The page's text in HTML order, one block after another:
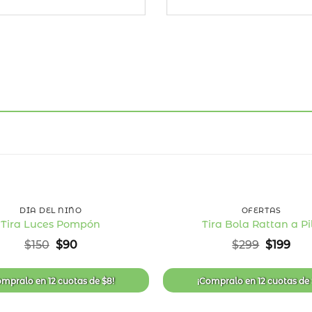
de
deseos
DÍA DEL NIÑO
Tira Luces Pompón
$150 El
original
era:
$150.
$90El
actual
es:
$90.
en12 cuotasde$8!
OFERTAS
Tira Bola Rattan a
$299 El
original
era:
$299.
$199El
es:
¡Compralo en12 cuotasde